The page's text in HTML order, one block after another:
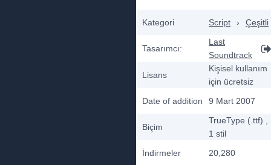
Kategori Script › Çeşitli
Tasarımcı:
Last
Soundtrack
Lisans
Kişisel kullanım
için ücretsiz
Date of addition
9 Mart 2007
Biçim
TrueType (.ttf)
1 stil
İndirmeler
20,280